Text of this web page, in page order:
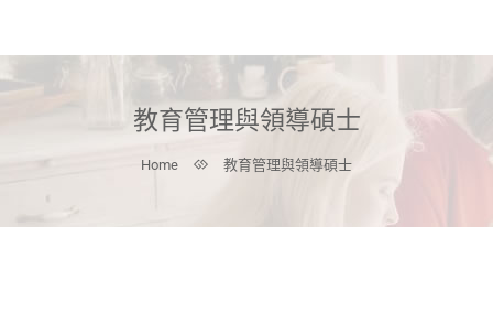
教育管理與領導碩士
Home 教育管理與領導碩士